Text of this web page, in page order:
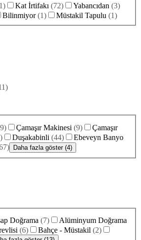
) Kat İrtifakı (72) Yabancıdan (3)
Bilinmiyor (1) Müstakil Tapulu (1)
)
9) Çamaşır Makinesi (9)
Çamaşır
) Duşakabinli (44)
Ebeveyn Banyo
) Daha fazla göster (4)
Doğrama (7)
Alüminyum Doğrama
(6) Bahçe - Müstakil (2)